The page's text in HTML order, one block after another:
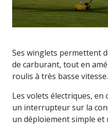
Ses winglets permettent
de carburant, tout en
roulis à très basse vitesse.
Les volets électriques, en
un interrupteur sur la
un déploiement simple et